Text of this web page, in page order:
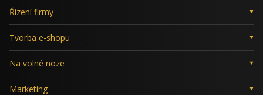
Řízení firmy
Tvorba e-shopu
Na volné noze
Marketing